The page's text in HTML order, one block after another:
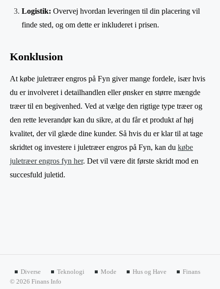
Logistik: Overvej hvordan leveringen til din placering vil
finde sted, og om dette er inkluderet i prisen.
Konklusion
At købe juletræer engros på Fyn giver mange fordele, især hvis
du er involveret i detailhandlen eller ønsker en større mængde
træer til en begivenhed. Ved at vælge den rigtige type træer og
den rette leverandør kan du sikre, at du får et produkt af høj
kvalitet, der vil glæde dine kunder. Så hvis du er klar til at tage
skridtet og investere i juletræer engros på Fyn, kan du købe
juletræer engros fyn her. Det vil være dit første skridt mod en
succesfuld juletid.
Diverse Teknologi Mode Hus og Have
Finans
© 2026 Finans Info